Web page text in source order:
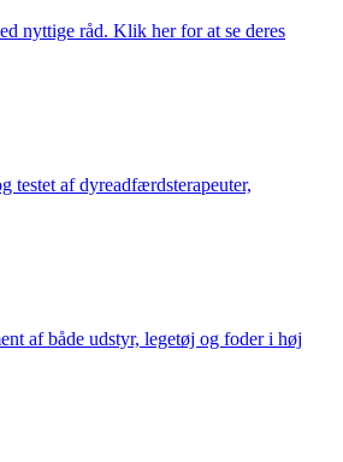
nyttige råd. Klik her for at se deres
testet af dyreadfærdsterapeuter,
af både udstyr, legetøj og foder i høj